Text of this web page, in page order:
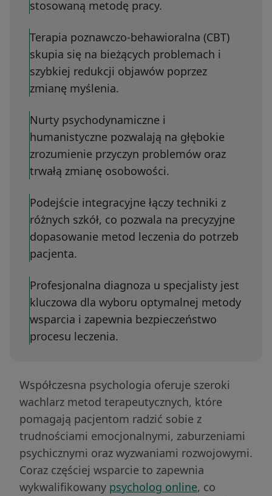
stosowaną metodę pracy.
Terapia poznawczo-behawioralna (CBT)
skupia się na bieżących problemach i
szybkiej redukcji objawów poprzez
zmianę myślenia.
Nurty psychodynamiczne i
humanistyczne pozwalają na głębokie
zrozumienie przyczyn problemów oraz
trwałą zmianę osobowości.
Podejście integracyjne łączy techniki z
różnych szkół, co pozwala na precyzyjne
dopasowanie metod leczenia do potrzeb
pacjenta.
Profesjonalna diagnoza u specjalisty jest
kluczowa dla wyboru optymalnej metody
wsparcia i zapewnia bezpieczeństwo
procesu leczenia.
Współczesna psychologia oferuje szeroki
wachlarz metod terapeutycznych, które
pomagają pacjentom radzić sobie z
trudnościami emocjonalnymi, zaburzeniami
psychicznymi oraz wyzwaniami rozwojowymi.
Coraz częściej wsparcie to zapewnia
wykwalifikowany psycholog online, co